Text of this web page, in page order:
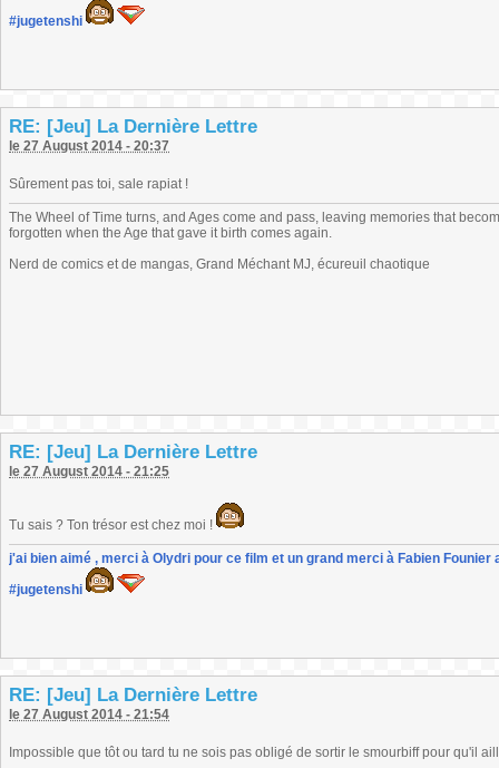
#jugetenshi
RE: [Jeu] La Dernière Lettre
le 27 August 2014 - 20:37
Sûrement pas toi, sale rapiat !
The Wheel of Time turns, and Ages come and pass, leaving memories that
forgotten when the Age that gave it birth comes again.
Nerd de comics et de mangas, Grand Méchant MJ, écureuil chaotique
RE: [Jeu] La Dernière Lettre
le 27 August 2014 - 21:25
Tu sais ? Ton trésor est chez moi !
j'ai bien aimé , merci à Olydri pour ce film et un grand merci à Fabien
#jugetenshi
RE: [Jeu] La Dernière Lettre
le 27 August 2014 - 21:54
Impossible que tôt ou tard tu ne sois pas obligé de sortir le smourbiff pour qu'il